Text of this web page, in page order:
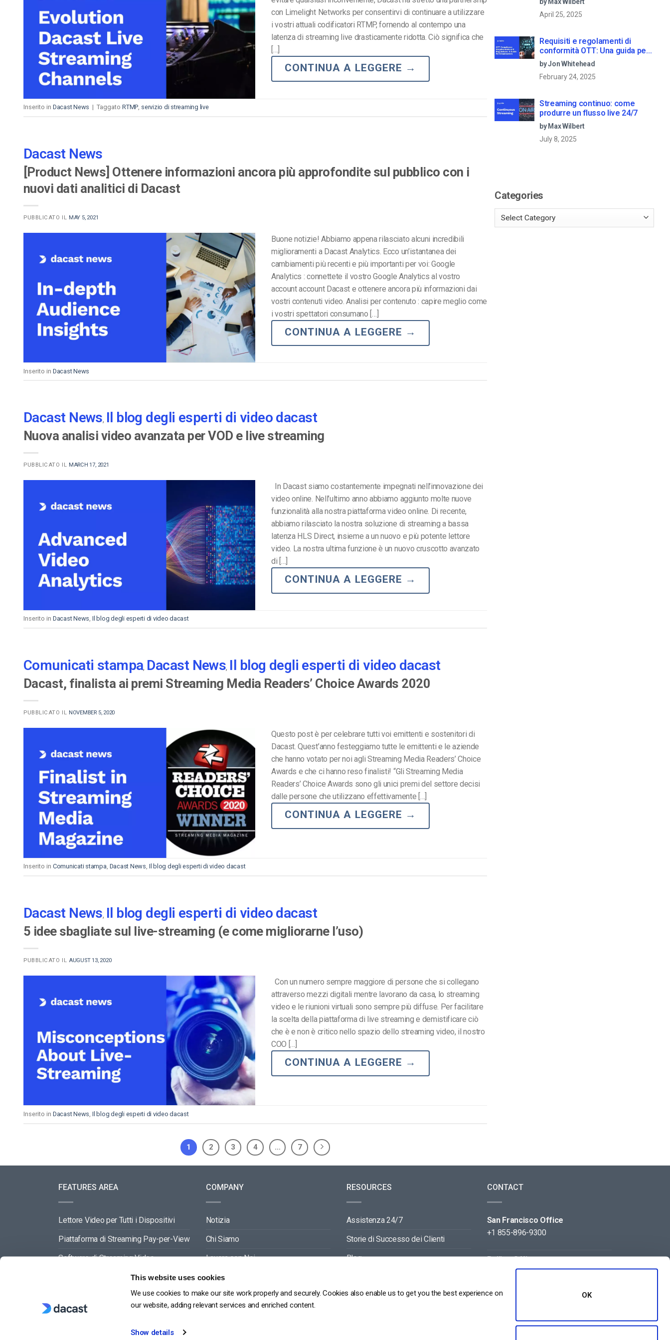
This website uses cookies
We use cookies to make our site work properly and securely. Cookies also enable us to get you the best experience on
our website, adding relevant services and enriched content.
Show details
OK
Privacy e Sicurezza
Monetizzazione Video
Video Marketing
con Limelight Networks per consentirvi di continuare a utilizzare
i vostri attuali codificatori RTMP, fornendo al contempo una
latenza di streaming live drasticamente ridotta. Ciò significa che
[…]
CONTINUA A LEGGERE →
Inserito in Dacast News | TaggatoRTMP, servizio di streaming live
Dacast News
[Product News] Ottenere informazioni ancora più approfondite sul pubblico con i
nuovi dati analitici di Dacast
PUBBLICATO IL MAY 5, 2021
Buone notizie! Abbiamo appena rilasciato alcuni incredibili
miglioramenti a Dacast Analytics. Ecco un’istantanea dei
cambiamenti più recenti e più importanti per voi: Google
Analytics : connettete il vostro Google Analytics al vostro
account account Dacast e ottenere ancora più informazioni dai
vostri contenuti video. Analisi per contenuto : capire meglio come
i vostri spettatori consumano […]
CONTINUA A LEGGERE →
Inserito in Dacast News
Dacast News, Il blog degli esperti di video dacast
Nuova analisi video avanzata per VOD e live streaming
PUBBLICATO IL MARCH 17, 2021
In Dacast siamo costantemente impegnati nell’innovazione dei
video online. Nell’ultimo anno abbiamo aggiunto molte nuove
funzionalità alla nostra piattaforma video online. Di recente,
abbiamo rilasciato la nostra soluzione di streaming a bassa
latenza HLS Direct, insieme a un nuovo e più potente lettore
video. La nostra ultima funzione è un nuovo cruscotto avanzato
di […]
CONTINUA A LEGGERE →
Inserito in Dacast News,Il blog degli esperti di video dacast
Comunicati stampa, Dacast News, Il blog degli esperti di video dacast
Dacast, finalista ai premi Streaming Media Readers’ Choice Awards 2020
PUBBLICATO IL NOVEMBER 5, 2020
Questo post è per celebrare tutti voi emittenti e sostenitori di
Dacast. Quest’anno festeggiamo tutte le emittenti e le aziende
che hanno votato per noi agli Streaming Media Readers’ Choice
Awards e che ci hanno reso finalisti! “Gli Streaming Media
Readers’ Choice Awards sono gli unici premi del settore decisi
dalle persone che utilizzano effettivamente […]
CONTINUA A LEGGERE →
Inserito in Comunicati stampa, Dacast News, Il blog degli esperti di video dacast
Dacast News, Il blog degli esperti di video dacast
5 idee sbagliate sul live-streaming (e come migliorarne l’uso)
PUBBLICATO IL AUGUST 13, 2020
Con un numero sempre maggiore di persone che si collegano
attraverso mezzi digitali mentre lavorano da casa, lo streaming
video e le riunioni virtuali sono sempre più diffuse. Per facilitare
la scelta della piattaforma di live streaming e demistificare ciò
che è e non è critico nello spazio dello streaming video, il nostro
COO […]
CONTINUA A LEGGERE →
Inserito in Dacast News ,Il blog degli esperti di video dacast
1 2 3 4 … 7
April 25, 2025
Requisiti e regolamenti di
conformità OTT: Una guida per
le emittenti
by Jon Whitehead
February 24, 2025
Streaming continuo: come
produrre un flusso live 24/7
by Max Wilbert
July 8, 2025
Categories
FEATURES AREA
Lettore Video per Tutti i Dispositivi
Piattaforma di Streaming Pay-per-View
Software di Streaming Video
Gestione dei Contenuti Video
COMPANY
Notizia
Chi Siamo
Lavora con Noi
Contactti
Partners
RESOURCES
Assistenza 24/7
Storie di Successo dei Clienti
Blog
Player API Documentation
CONTACT
San Francisco Office
+1 855-896-9300
Beijing Office
+86 105-123-5043